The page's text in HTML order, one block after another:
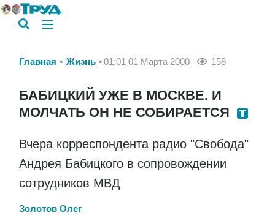
Главная Жизнь 01:01 01 Марта 2000 158
БАБИЦКИЙ УЖЕ В МОСКВЕ. И
МОЛЧАТЬ ОН НЕ СОБИРАЕТСЯ
Вчера корреспондента радио "Свобода"
Андрея Бабицкого в сопровождении
сотрудников МВД
Золотов Олег